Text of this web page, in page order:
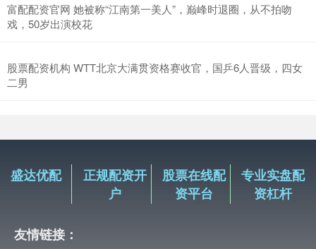
富配配资官网 她被称“江南第一美人”，巅峰时退圈，从不拍吻
戏，50岁出演校花
股票配资机构 WTT北京大满贯资格赛收官，国乒6人晋级，四女
二男
盛达优配
正规配资开
户
股票在线配
资平台
专业实盘配
资杠杆
友情链接：